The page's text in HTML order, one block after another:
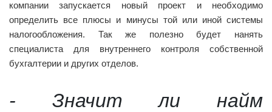
компании запускается новый проект и необходимо
определить все плюсы и минусы той или иной системы
налогообложения. Так же полезно будет нанять
специалиста для внутреннего контроля собственной
бухгалтерии и других отделов.
- Значит ли найм